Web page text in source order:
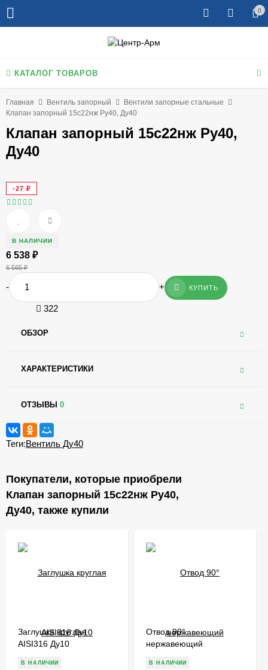
0
КАТАЛОГ ТОВАРОВ
Главная Вентиль запорный
Вентили запорные стальные
Клапан запорный 15с22нж Ру40, Ду40
Клапан запорный 15с22нж Ру40,
Ду40
-27 ₽
В НАЛИЧИИ
6 538 ₽
6 565₽
- + КУПИТЬ
322
ОБЗОР
ХАРАКТЕРИСТИКИ
ОТЗЫВЫ 0
Теги:Вентиль Ду40
Покупатели, которые приобрели
Клапан запорный 15с22нж Ру40,
Ду40, также купили
Заглушка круглая
AISI316 Ду10
В НАЛИЧИИ
Отвод 90°
нержавеющий
В НАЛИЧИИ